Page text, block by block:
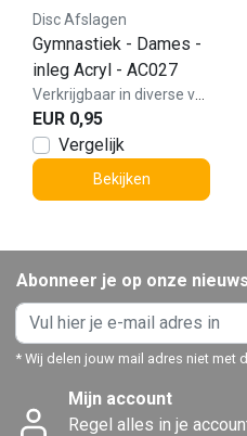
Disc Afslagen
Gymnastiek - Dames -
inleg Acryl - AC027
EUR 0,95
Vergelijk
Bekijken
Abonneer je op onze
* Wij delen jouw mail adres niet met
Mijn account
Regel alles in je